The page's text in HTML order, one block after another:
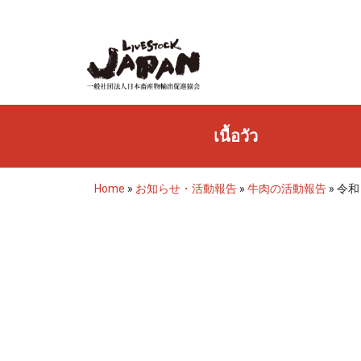
เนื้อวัว
Home » お知らせ・活動報告 » 牛肉の活動報告 » 令